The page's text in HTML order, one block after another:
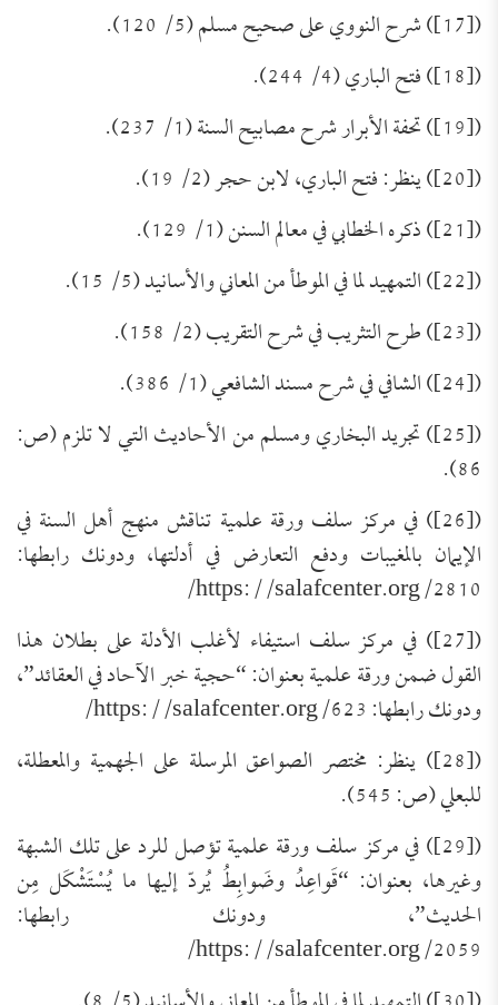
([17]) شرح النووي على صحيح مسلم (5/ 120).
([18]) فتح الباري (4/ 244).
([19]) تحفة الأبرار شرح مصابيح السنة (1/ 237).
([20]) ينظر: فتح الباري، لابن حجر (2/ 19).
([21]) ذكره الخطابي في معالم السنن (1/ 129).
([22]) التمهيد لما في الموطأ من المعاني والأسانيد (5/ 15).
([23]) طرح التثريب في شرح التقريب (2/ 158).
([24]) الشافي في شرح مسند الشافعي (1/ 386).
([25]) تجريد البخاري ومسلم من الأحاديث التي لا تلزم (ص:
86).
([26]) في مركز سلف ورقة علمية تناقش منهج أهل السنة في
الإيمان بالمغيبات ودفع التعارض في أدلتها، ودونك رابطها:
https://salafcenter.org/2810/
([27]) في مركز سلف استيفاء لأغلب الأدلة على بطلان هذا
القول ضمن ورقة علمية بعنوان: “حجية خبر الآحاد في العقائد”،
ودونك رابطها: https://salafcenter.org/623/
([28]) ينظر: مختصر الصواعق المرسلة على الجهمية والمعطلة،
للبعلي (ص: 545).
([29]) في مركز سلف ورقة علمية تؤصل للرد على تلك الشبهة
وغيرها، بعنوان: “قَواعِدُ وضَوابِطُ يُردّ إليها ما يُسْتَشْكَل مِن
الحديث”، ودونك رابطها:
https://salafcenter.org/2059/